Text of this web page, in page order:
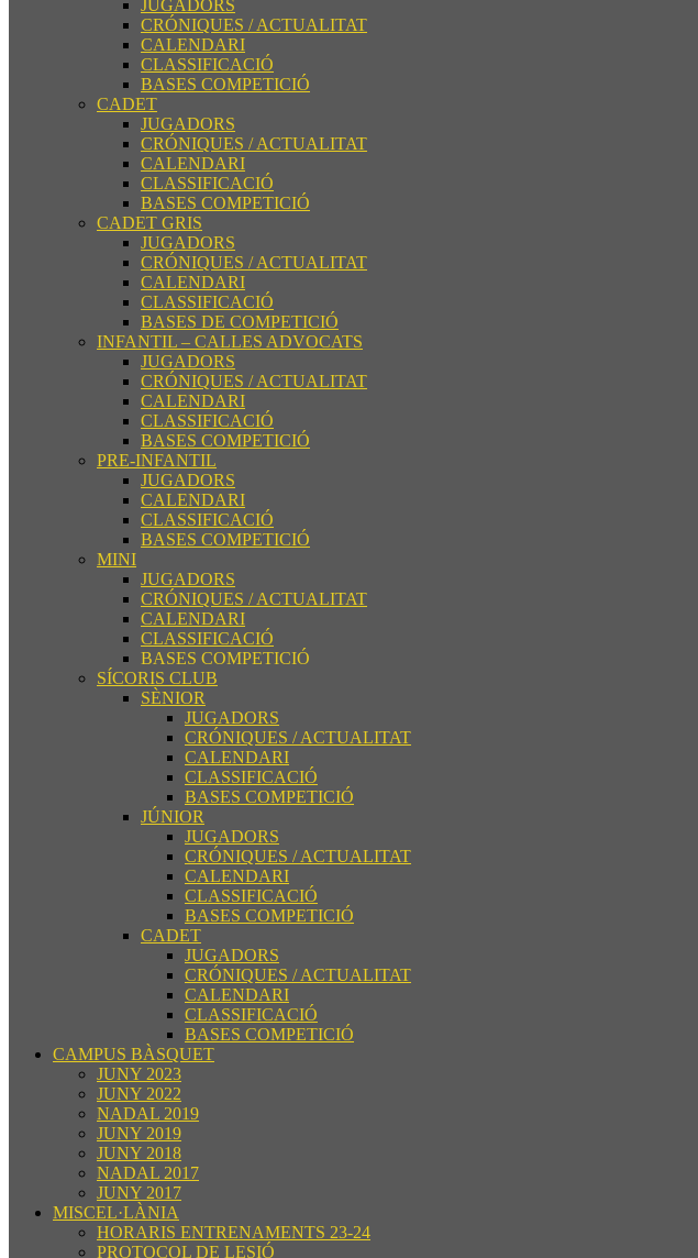
JUGADORS
CRÓNIQUES / ACTUALITAT
CALENDARI
CLASSIFICACIÓ
BASES COMPETICIÓ
CADET
JUGADORS
CRÓNIQUES / ACTUALITAT
CALENDARI
CLASSIFICACIÓ
BASES COMPETICIÓ
CADET GRIS
JUGADORS
CRÓNIQUES / ACTUALITAT
CALENDARI
CLASSIFICACIÓ
BASES DE COMPETICIÓ
INFANTIL – CALLES ADVOCATS
JUGADORS
CRÓNIQUES / ACTUALITAT
CALENDARI
CLASSIFICACIÓ
BASES COMPETICIÓ
PRE-INFANTIL
JUGADORS
CALENDARI
CLASSIFICACIÓ
BASES COMPETICIÓ
MINI
JUGADORS
CRÓNIQUES / ACTUALITAT
CALENDARI
CLASSIFICACIÓ
BASES COMPETICIÓ
SÍCORIS CLUB
SÈNIOR
JUGADORS
CRÓNIQUES / ACTUALITAT
CALENDARI
CLASSIFICACIÓ
BASES COMPETICIÓ
JÚNIOR
JUGADORS
CRÓNIQUES / ACTUALITAT
CALENDARI
CLASSIFICACIÓ
BASES COMPETICIÓ
CADET
JUGADORS
CRÓNIQUES / ACTUALITAT
CALENDARI
CLASSIFICACIÓ
BASES COMPETICIÓ
CAMPUS BÀSQUET
JUNY 2023
JUNY 2022
NADAL 2019
JUNY 2019
JUNY 2018
NADAL 2017
JUNY 2017
MISCEL·LÀNIA
HORARIS ENTRENAMENTS 23-24
PROTOCOL DE LESIÓ